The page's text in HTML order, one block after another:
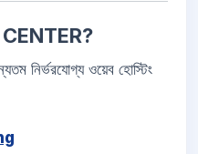
নির্ভরযোগ্য ওয়েব হোস্টিং